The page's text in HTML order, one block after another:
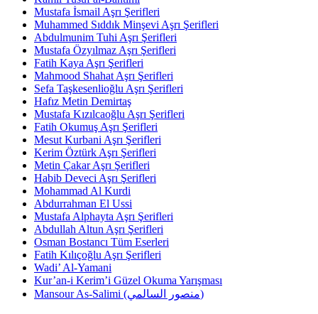
Mustafa İsmail Aşrı Şerifleri
Muhammed Sıddık Minşevi Aşrı Şerifleri
Abdulmunim Tuhi Aşrı Şerifleri
Mustafa Özyılmaz Aşrı Şerifleri
Fatih Kaya Aşrı Şerifleri
Mahmood Shahat Aşrı Şerifleri
Sefa Taşkesenlioğlu Aşrı Şerifleri
Hafız Metin Demirtaş
Mustafa Kızılcaoğlu Aşrı Şerifleri
Fatih Okumuş Aşrı Şerifleri
Mesut Kurbani Aşrı Şerifleri
Kerim Öztürk Aşrı Şerifleri
Metin Çakar Aşrı Şerifleri
Habib Deveci Aşrı Şerifleri
Mohammad Al Kurdi
Abdurrahman El Ussi
Mustafa Alphayta Aşrı Şerifleri
Abdullah Altun Aşrı Şerifleri
Osman Bostancı Tüm Eserleri
Fatih Kılıçoğlu Aşrı Şerifleri
Wadi’ Al-Yamani
Kur’an-i Kerim’i Güzel Okuma Yarışması
Mansour As-Salimi (منصور السالمي)